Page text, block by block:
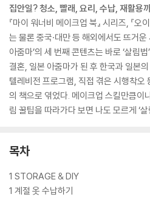
집안일? 청소, 빨래, 요리, 수납, 재활용
『마이 워너비 메이크업 북』 시리즈, 『오
는 물론 중국·대만 등 해외에서도 뜨거
아줌마’의 세 번째 콘텐츠는 바로 ‘살림
결혼, 일본 아줌마가 된 후 한국과 일본
텔레비전 프로그램, 직접 겪은 시행착오
의 책으로 엮었다. 메이크업 스킬만큼이
림 꿀팁을 따라가다 보면 나도 모르게 ‘
목차
1 STORAGE & DIY
1 계절 옷 수납하기